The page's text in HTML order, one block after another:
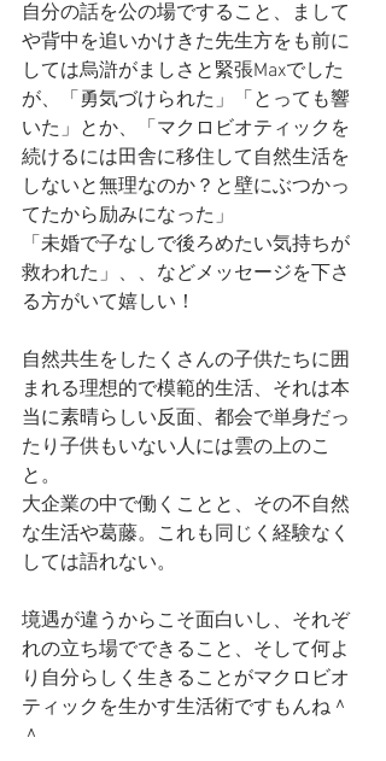
自分の話を公の場ですること、まして
や背中を追いかけきた先生方をも前に
しては烏滸がましさと緊張Maxでした
が、「勇気づけられた」「とっても響
いた」とか、「マクロビオティックを
続けるには田舎に移住して自然生活を
しないと無理なのか？と壁にぶつかっ
てたから励みになった」
「未婚で子なしで後ろめたい気持ちが
救われた」、、などメッセージを下さ
る方がいて嬉しい！
自然共生をしたくさんの子供たちに囲
まれる理想的で模範的生活、それは本
当に素晴らしい反面、都会で単身だっ
たり子供もいない人には雲の上のこ
と。
大企業の中で働くことと、その不自然
な生活や葛藤。これも同じく経験なく
しては語れない。
境遇が違うからこそ面白いし、それぞ
れの立ち場でできること、そして何よ
り自分らしく生きることがマクロビオ
ティックを生かす生活術ですもんね＾
＾